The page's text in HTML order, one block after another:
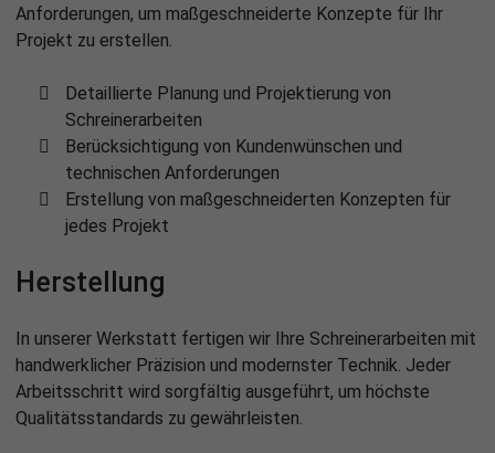
Anforderungen, um maßgeschneiderte Konzepte für Ihr
Projekt zu erstellen.
Detaillierte Planung und Projektierung von
Schreinerarbeiten
Berücksichtigung von Kundenwünschen und
technischen Anforderungen
Erstellung von maßgeschneiderten Konzepten für
jedes Projekt
Herstel­lung
In unserer Werkstatt fertigen wir Ihre Schreinerarbeiten mit
handwerklicher Präzision und modernster Technik. Jeder
Arbeitsschritt wird sorgfältig ausgeführt, um höchste
Qualitätsstandards zu gewährleisten.